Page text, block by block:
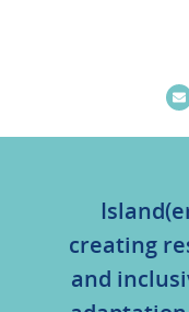
creating
and